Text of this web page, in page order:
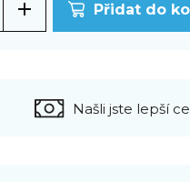
Přidat do
Našli jste lepší